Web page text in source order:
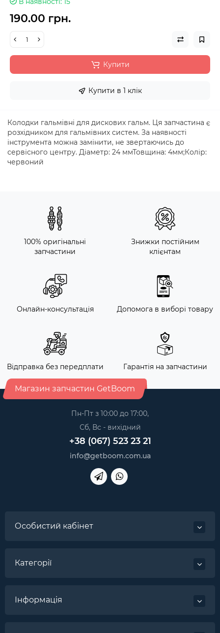
190.00 грн.
Купити
Купити в 1 клік
Колодки гальмівні для дискових гальм. Ця запчастина є
розхідником для гальмівних систем. За наявності
інструмента можна замінити, не звертаючись до
сервісного центру. Діаметр: 24 ммТовщина: 4мм;Колір:
червоний
100% оригінальні
запчастини
Знижки постійним
клієнтам
Онлайн-консультація Допомога в виборі товару
Відправка без передплати Гарантія на запчастини
Магазин запчастин GetBoom
Пн-Пт з 10:00 до 17:00,
Сб, Вс - вихідний
+38 (067) 523 23 21
info@getboom.com.ua
Особистий кабінет
Категорії
Інформація